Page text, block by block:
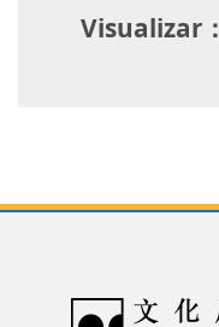
Visualizar：